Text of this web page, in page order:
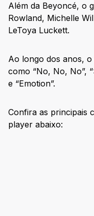
Além da Beyoncé, o
Rowland, Michelle
LeToya Luckett.
Ao longo dos anos,
como “No, No, No”,
e “Emotion”.
Confira as principais
player abaixo: